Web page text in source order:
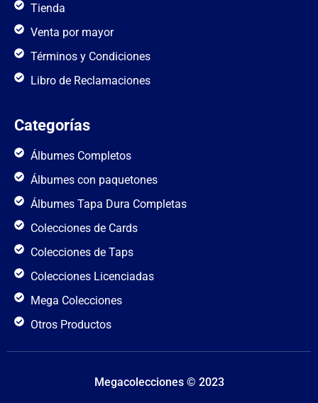
Tienda
Venta por mayor
Términos y Condiciones
Libro de Reclamaciones
Categorías
Álbumes Completos
Álbumes con paquetones
Álbumes Tapa Dura Completas
Colecciones de Cards
Colecciones de Taps
Colecciones Licenciadas
Mega Colecciones
Otros Productos
Megacolecciones © 2023